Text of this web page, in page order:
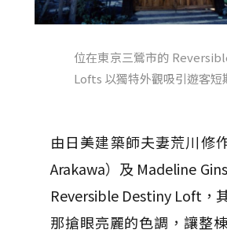
位在東京三鶯市的
Lofts 以獨特外觀吸引遊客短
由日美建築師夫妻荒川修
Arakawa）及 Madeline
Reversible Destiny Loft，
那搶眼亮麗的色調，讓整